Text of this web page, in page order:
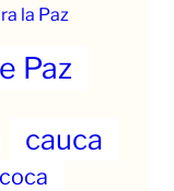
la Paz
Paz
cauca
coca